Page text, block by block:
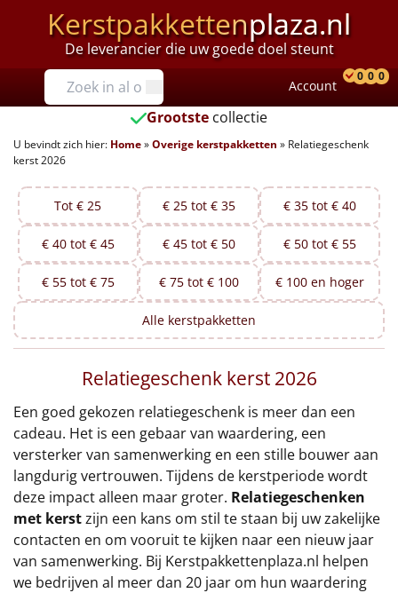
Kerstpakkettenplaza.nl
De leverancier die uw goede doel steunt
Prijzen
Tot €25
€25 tot €35
€35 tot €40
€40 tot €45
€45 tot €50
€50 tot €55
€75 tot €100
€100 en hoger
Alle kerstpakketten 2026
Thema
Origineel
Account
0 0 0
Grootste collectie
U bevindt zich hier: Home»Overige kerstpakketten » Relatiegeschenk
kerst 2026
Tot € 25 € 25 tot € 35 € 35 tot € 40
€ 40 tot € 45 € 45 tot € 50 € 50 tot € 55
€ 55 tot € 75 € 75 tot € 100 € 100 en hoger
Alle kerstpakketten
Relatiegeschenk kerst 2026
Een goed gekozen relatiegeschenk is meer dan een
cadeau. Het is een gebaar van waardering, een
versterker van samenwerking en een stille bouwer aan
langdurig vertrouwen. Tijdens de kerstperiode wordt
deze impact alleen maar groter. Relatiegeschenken
met kerstzijn een kans om stil te staan bij uw zakelijke
contacten en om vooruit te kijken naar een nieuw jaar
van samenwerking. Bij Kerstpakkettenplaza.nl helpen
we bedrijven al meer dan 20 jaar om hun waardering